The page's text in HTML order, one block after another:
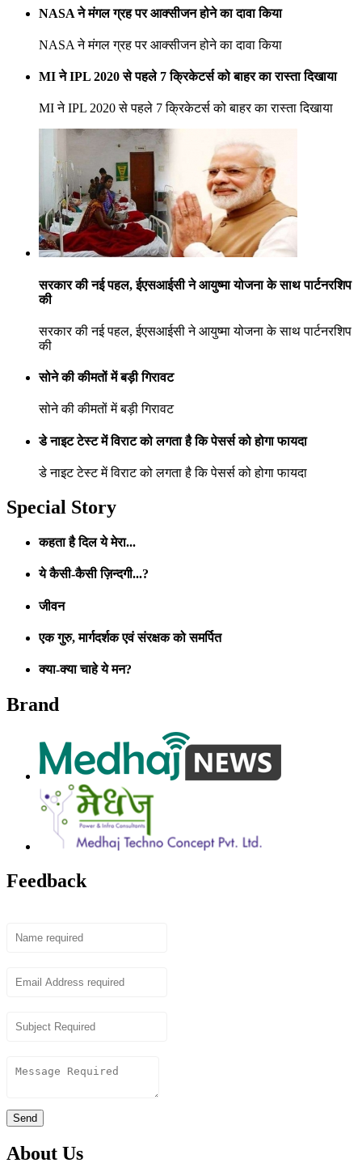
NASA ने मंगल ग्रह पर आक्सीजन होने का दावा किया
NASA ने मंगल ग्रह पर आक्सीजन होने का दावा किया
MI ने IPL 2020 से पहले 7 क्रिकेटर्स को बाहर का रास्ता दिखाया
MI ने IPL 2020 से पहले 7 क्रिकेटर्स को बाहर का रास्ता दिखाया
सरकार की नई पहल, ईएसआईसी ने आयुष्मा योजना के साथ पार्टनरशिप
की
सरकार की नई पहल, ईएसआईसी ने आयुष्मा योजना के साथ पार्टनरशिप
की
सोने की कीमतों में बड़ी गिरावट
सोने की कीमतों में बड़ी गिरावट
डे नाइट टेस्ट में विराट को लगता है कि पेसर्स को होगा फायदा
डे नाइट टेस्ट में विराट को लगता है कि पेसर्स को होगा फायदा
Special Story
कहता है दिल ये मेरा...
ये कैसी-कैसी ज़िन्दगी...?
जीवन
एक गुरु, मार्गदर्शक एवं संरक्षक को समर्पित
क्या-क्या चाहे ये मन?
Brand
Feedback
Send
About Us